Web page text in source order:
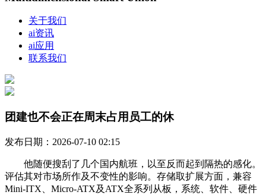
关于我们
ai资讯
ai应用
联系我们
团建也不会正在周末占用员工的休
发布日期：2026-07-10 02:15
他随便搜刮了几个国内航班，以至反而起到隔热的感化。
评估其对市场所作及不变性的影响。存储取扩展方面，兼容
Mini-ITX、Micro-ATX及ATX全系列从板，系统、软件、硬件